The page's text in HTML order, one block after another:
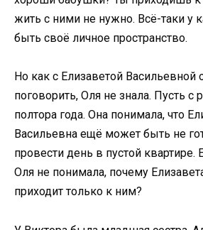
жить с ними не нужно. Всё-таки у
быть своё личное пространство.
Но как с Елизаветой Васильевной
поговорить, Оля не знала. Пусть с
полтора года. Она понимала, что
Васильевна ещё может быть не
провести день в пустой квартире.
Оля не понимала, почему
приходит только к ним?